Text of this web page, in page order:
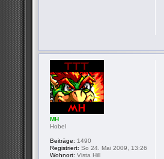
MH
Hobel
Beiträge: 1490
Registriert: So 24. Mai 2009, 13:26
Wohnort: Vista Hill